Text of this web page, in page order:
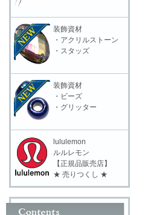
装飾資材
・アクリルストーン
・スタッズ
装飾資材
・ビーズ
・グリッター
lululemon
ルルレモン
【正規品販売店】
★ 売りつくし ★